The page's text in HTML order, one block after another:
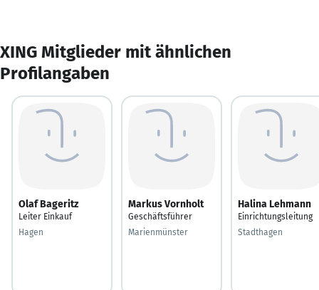
XING Mitglieder mit ähnlichen
Profilangaben
Olaf Bageritz
Leiter Einkauf
Hagen
Markus Vornholt
Geschäftsführer
Marienmünster
Halina Lehmann
Einrichtungsleitung
Stadthagen